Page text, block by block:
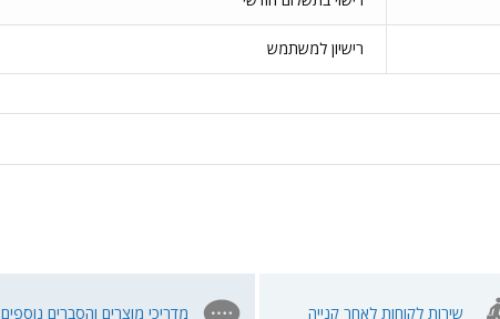
רישיון למשתמש
שירות לקוחות לאחר קנייה מדריכי מוצרים והסברים נוספים